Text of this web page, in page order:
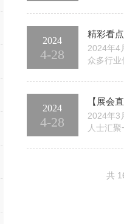
治理的通
2024
4-28
精彩看
2024年4
众多行业
欺凌”“校
2024
4-28
【展会
2024年3
人士汇
例，让来
共